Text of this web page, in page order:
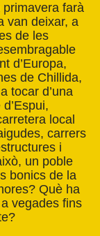
farà
van deixar, a
de les
d’Europa,
de Chillida,
tocar d’una
local
carrers
i
un poble
bonics de la
Què ha
vegades fins